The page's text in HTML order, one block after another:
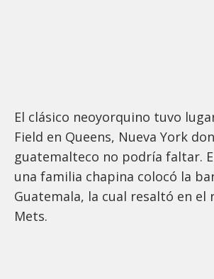
El clásico neoyorquino tuvo
Field en Queens, Nueva York
guatemalteco no podría faltar.
una familia chapina colocó la
Guatemala, la cual resaltó en el
Mets.